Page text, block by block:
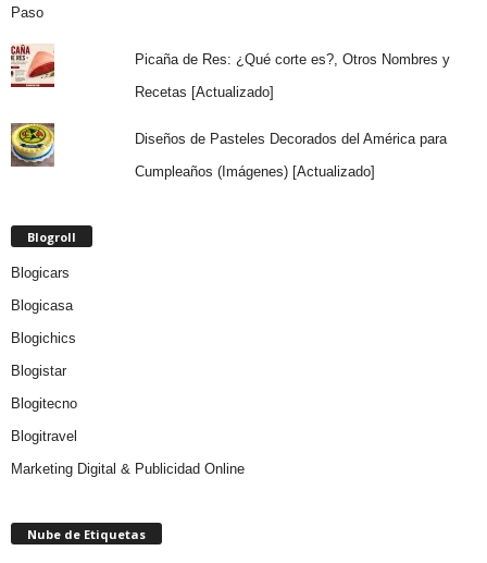
Picaña de Res: ¿Qué corte es?, Otros Nombres y
Recetas [Actualizado]
Diseños de Pasteles Decorados del América para
Cumpleaños (Imágenes) [Actualizado]
Blogroll
Blogicars
Blogicasa
Blogichics
Blogistar
Blogitecno
Blogitravel
Marketing Digital & Publicidad Online
Nube de Etiquetas